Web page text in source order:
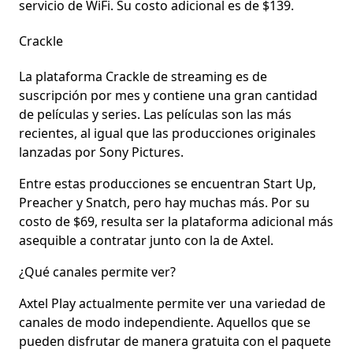
servicio de WiFi. Su costo adicional es de $139.
Crackle
La plataforma Crackle de streaming es de
suscripción por mes y contiene una gran cantidad
de películas y series. Las películas son las más
recientes, al igual que las producciones originales
lanzadas por Sony Pictures.
Entre estas producciones se encuentran Start Up,
Preacher y Snatch, pero hay muchas más. Por su
costo de $69, resulta ser la plataforma adicional más
asequible a contratar junto con la de Axtel.
¿Qué canales permite ver?
Axtel Play actualmente permite ver una variedad de
canales de modo independiente. Aquellos quese
pueden disfrutar de manera gratuita con el paquete